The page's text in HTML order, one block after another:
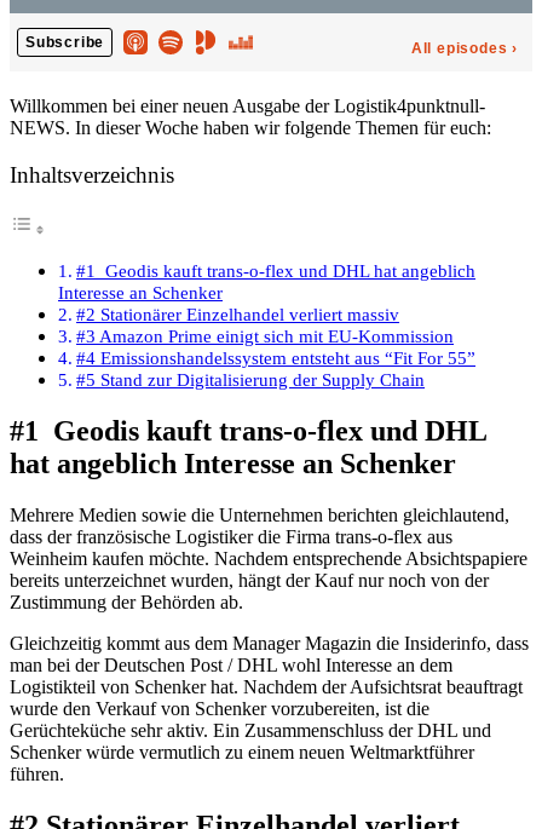
Willkommen bei einer neuen Ausgabe der Logistik4punktnull-
NEWS. In dieser Woche haben wir folgende Themen für euch:
Inhaltsverzeichnis
#1 Geodis kauft trans-o-flex und DHL hat angeblich
Interesse an Schenker
#2 Stationärer Einzelhandel verliert massiv
#3 Amazon Prime einigt sich mit EU-Kommission
#4 Emissionshandelssystem entsteht aus “Fit For 55”
#5 Stand zur Digitalisierung der Supply Chain
#1 Geodis kauft trans-o-flex und DHL
hat angeblich Interesse an Schenker
Mehrere Medien sowie die Unternehmen berichten gleichlautend,
dass der französische Logistiker die Firma trans-o-flex aus
Weinheim kaufen möchte. Nachdem entsprechende Absichtspapiere
bereits unterzeichnet wurden, hängt der Kauf nur noch von der
Zustimmung der Behörden ab.
Gleichzeitig kommt aus dem Manager Magazin die Insiderinfo, dass
man bei der Deutschen Post / DHL wohl Interesse an dem
Logistikteil von Schenker hat. Nachdem der Aufsichtsrat beauftragt
wurde den Verkauf von Schenker vorzubereiten, ist die
Gerüchteküche sehr aktiv. Ein Zusammenschluss der DHL und
Schenker würde vermutlich zu einem neuen Weltmarktführer
führen.